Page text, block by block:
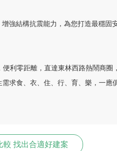
強結構抗震能力，為您打造最穩固
利零距離，直達東林西路熱鬧商圈
求食、衣、住、行、育、樂，一應
較 找出合適好建案